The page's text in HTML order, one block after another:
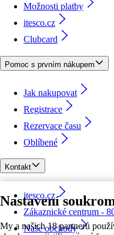
Nastavení
My a našich 18 partnerů
Možnosti platby
itesco.cz
Clubcard
Pomoc s prvním nákupem
Jak nakupovat
Registrace
Rezervace času
Oblíbené
Kontakt
itesco.cz
Zákaznické centrum -
Naše obchody